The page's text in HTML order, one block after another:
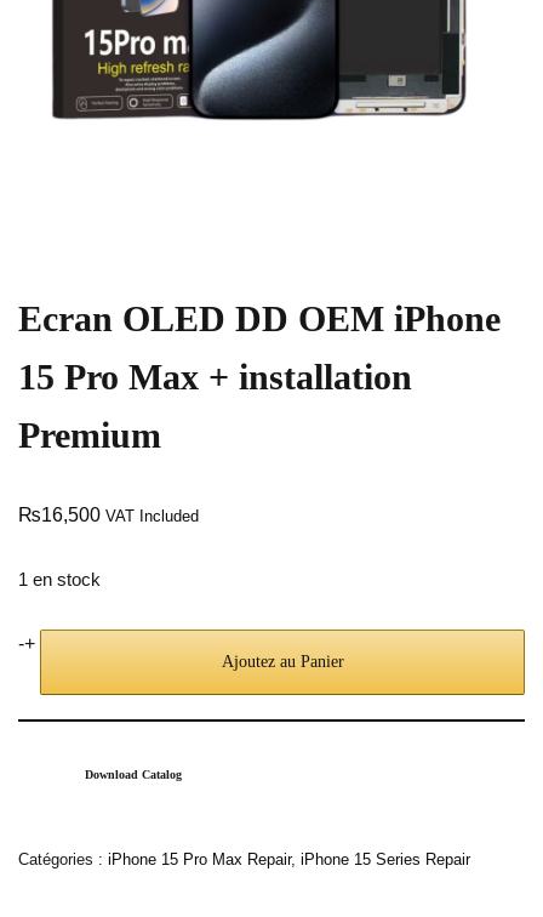
Ecran OLED DD OEM iPhone
15 Pro Max + installation
Premium
₨16,500 VAT Included
1 en stock
-+
Ajoutez au Panier
Download Catalog
Catégories : iPhone 15 Pro Max Repair, iPhone 15 Series Repair